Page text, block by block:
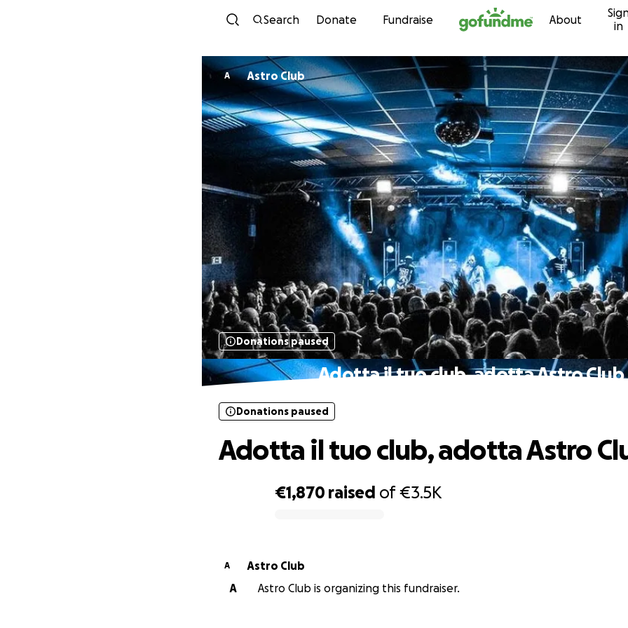
Skip to content
Search Donate Fundraise About
in
A Astro Club
Donations paused
Adotta il tuo club, adotta Astro Club
€1,870 raised of€3.5K
Donations paused
Adotta il tuo club, adotta Astro
A
Astro Club
A
Astro Club is organizing this fundraiser.